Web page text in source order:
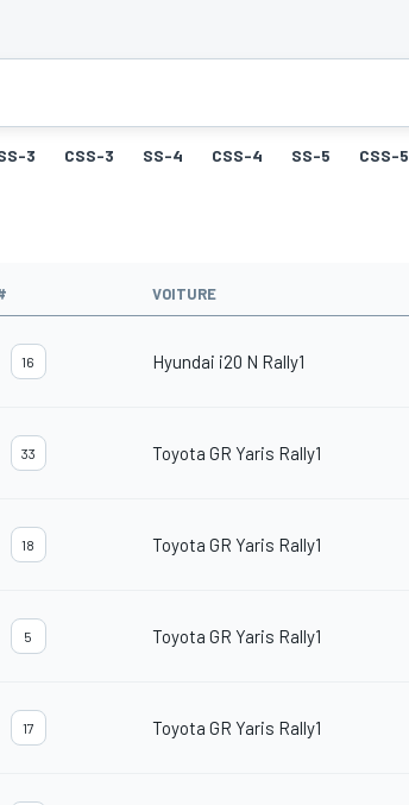
3 CSS-3 SS-4 CSS-4 SS-5 CSS-5
VOITURE
16 Hyundai i20 N Rally1
33 Toyota GR Yaris Rally1
18 Toyota GR Yaris Rally1
5 Toyota GR Yaris Rally1
17 Toyota GR Yaris Rally1